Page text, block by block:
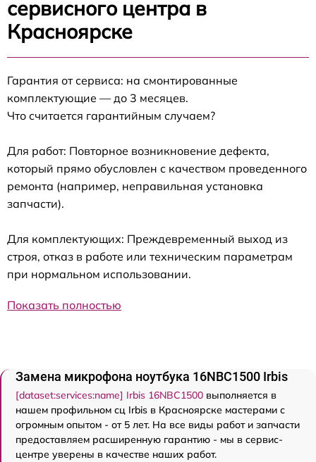
сервисного центра в
Красноярске
Гарантия от сервиса: на смонтированные
комплектующие — до 3 месяцев.
Что считается гарантийным случаем?
Для работ: Повторное возникновение дефекта,
который прямо обусловлен с качеством проведенного
ремонта (например, неправильная установка
запчасти).
Для комплектующих: Преждевременный выход из
строя, отказ в работе или техническим параметрам
при нормальном использовании.
Показать полностью
Замена микрофона ноутбука 16NBC1500 Irbis
[dataset:services:name] Irbis 16NBC1500 выполняется в
нашем профильном сц Irbis в Красноярске мастерами с
огромным опытом - от 5 лет. На все виды работ и запчасти
предоставляем расширенную гарантию - мы в сервис-
центре уверены в качестве наших работ.